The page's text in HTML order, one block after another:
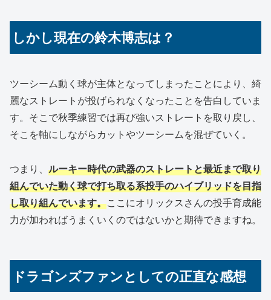
しかし現在の鈴木博志は？
ツーシーム動く球が主体となってしまったことにより、綺
麗なストレートが投げられなくなったことを告白していま
す。そこで秋季練習では再び強いストレートを取り戻し、
そこを軸にしながらカットやツーシームを混ぜていく。
つまり、 ルーキー時代の武器のストレートと最近まで取り
組んでいた動く球で打ち取る系投手のハイブリッドを目指
し取り組んでいます。ここにオリックスさんの投手育成能
力が加わればうまくいくのではないかと期待できますね。
ドラゴンズファンとしての正直な感想